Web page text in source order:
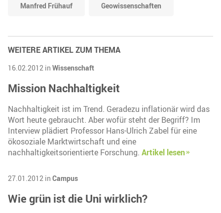
Manfred Frühauf Geowissenschaften
WEITERE ARTIKEL ZUM THEMA
16.02.2012 in Wissenschaft
Mission Nachhaltigkeit
Nachhaltigkeit ist im Trend. Geradezu inflationär wird das
Wort heute gebraucht. Aber wofür steht der Begriff? Im
Interview plädiert Professor Hans-Ulrich Zabel für eine
ökosoziale Marktwirtschaft und eine
nachhaltigkeitsorientierte Forschung. Artikel lesen
27.01.2012 in Campus
Wie grün ist die Uni wirklich?